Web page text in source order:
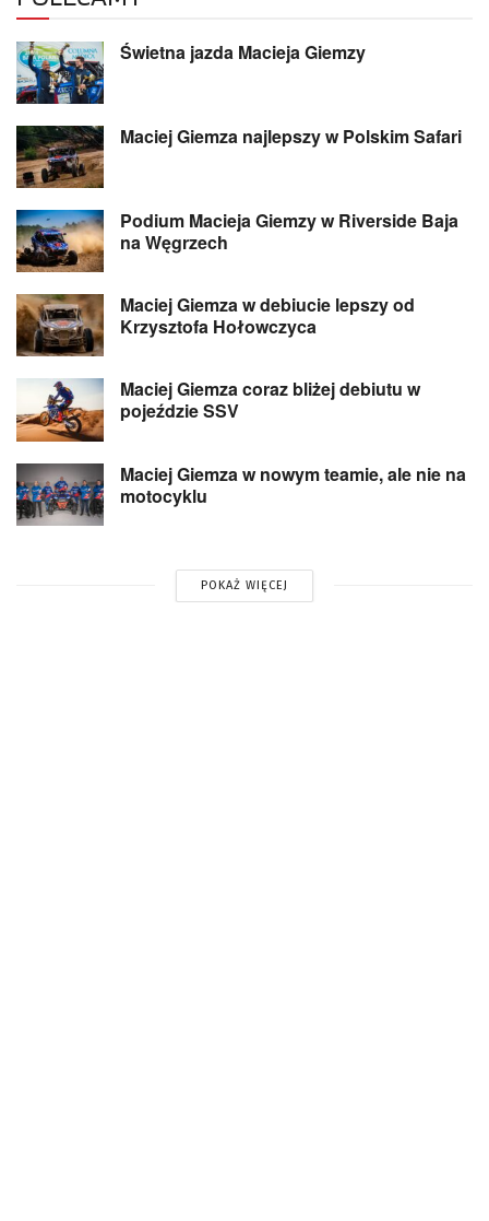
Świetna jazda Macieja Giemzy
Maciej Giemza najlepszy w Polskim Safari
Podium Macieja Giemzy w Riverside Baja
na Węgrzech
Maciej Giemza w debiucie lepszy od
Krzysztofa Hołowczyca
Maciej Giemza coraz bliżej debiutu w
pojeździe SSV
Maciej Giemza w nowym teamie, ale nie na
motocyklu
POKAŻ WIĘCEJ